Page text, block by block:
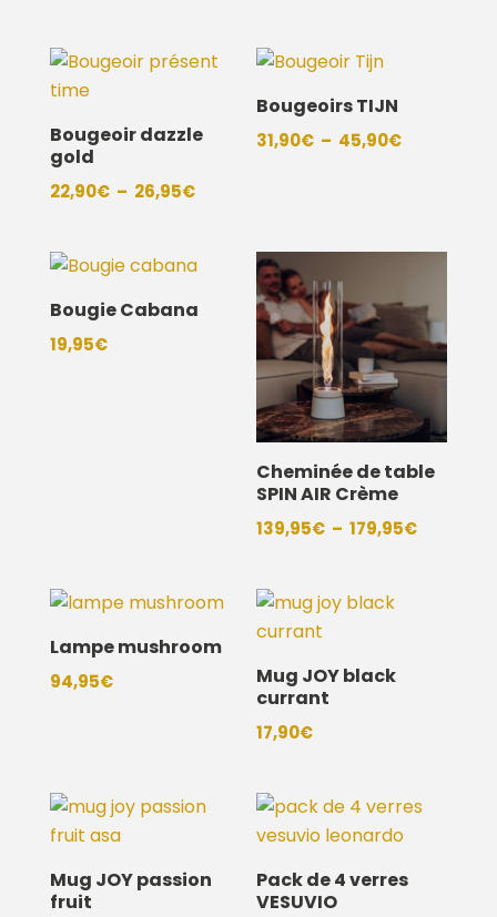
Bougeoir dazzle
gold
22,90€ – 26,95€Plage
22,90€
à
Bougeoirs TIJN
31,90€ – 45,90€Plage
à
Bougie Cabana
19,95€
Cheminée de table
SPIN AIR Crème
139,95€ – 179,95€Plage
Lampe mushroom
94,95€
Mug JOY black
currant
17,90€
Mug JOY passion
fruit
Pack de 4 verres
VESUVIO